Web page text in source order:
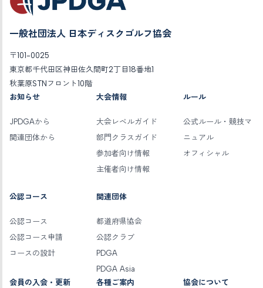
一般社団法人 日本ディスクゴルフ協会
〒101-0025
東京都千代田区神田佐久間町2丁目18番地1
秋葉原STNフロント10階
お知らせ
JPDGAから
関連団体から
大会情報
大会レベルガイド
部門クラスガイド
参加者向け情報
主催者向け情報
ルール
公式ルール・競技マ
ニュアル
オフィシャル
公認コース
公認コース
公認コース申請
コースの設計
関連団体
都道府県協会
公認クラブ
PDGA
PDGA Asia
会員の入会・更新
各種ご案内 協会について